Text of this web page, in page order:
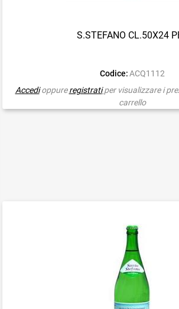
S.STEFANO CL.50X24
Codice: ACQ1112
Accedioppureregistrati per visualizzare i
carrello